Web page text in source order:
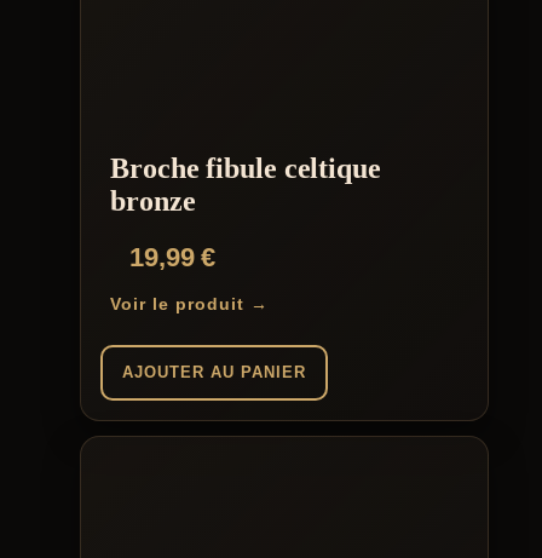
Broche fibule celtique
bronze
19,99€
Voir le produit →
AJOUTER AU PANIER